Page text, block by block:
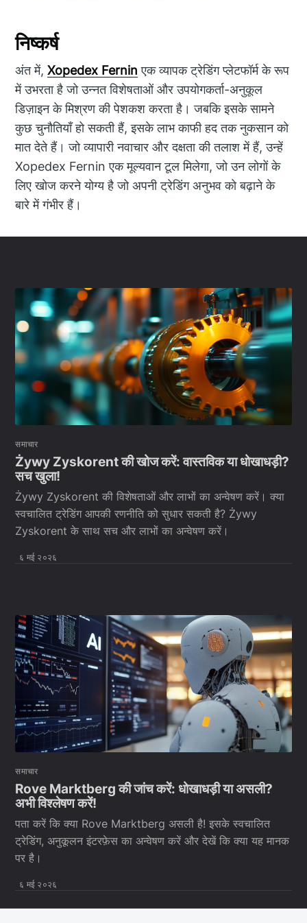
निष्कर्ष
अंत में,Xopedex Fernin एक व्यापक ट्रेडिंग प्लेटफॉर्म के रूप
में उभरता है जो उन्नत विशेषताओं और उपयोगकर्ता-अनुकूल
डिज़ाइन के मिश्रण की पेशकश करता है। जबकि इसके सामने
कुछ चुनौतियाँ हो सकती हैं, इसके लाभ काफी हद तक नुकसान को
मात देते हैं। जो व्यापारी नवाचार और दक्षता की तलाश में हैं, उन्हें
Xopedex Fernin एक मूल्यवान टूल मिलेगा, जो उन लोगों के
लिए खोज करने योग्य है जो अपनी ट्रेडिंग अनुभव को बढ़ाने के
बारे में गंभीर हैं।
समाचार
Żywy Zyskorent की खोज करें: वास्तविक या धोखाधड़ी?
सच खुला!
Żywy Zyskorent की विशेषताओं और लाभों का अन्वेषण करें। क्या
स्वचालित ट्रेडिंग आपकी रणनीति को सुधार सकती है? Żywy
Zyskorent के साथ सच और लाभों का अन्वेषण करें।
६ मई २०२६
समाचार
Rove Marktberg की जांच करें: धोखाधड़ी या असली?
अभी विश्लेषण करें!
पता करें कि क्या Rove Marktberg असली है! इसके स्वचालित
ट्रेडिंग, अनुकूलन इंटरफ़ेस का अन्वेषण करें और देखें कि क्या यह मानक
पर है।
६ मई २०२६